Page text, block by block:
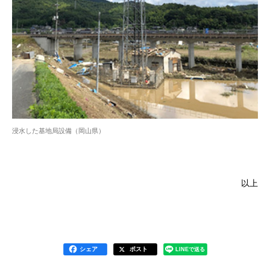
浸水した基地局設備（岡山県）
以上
シェア ポスト LINEで送る